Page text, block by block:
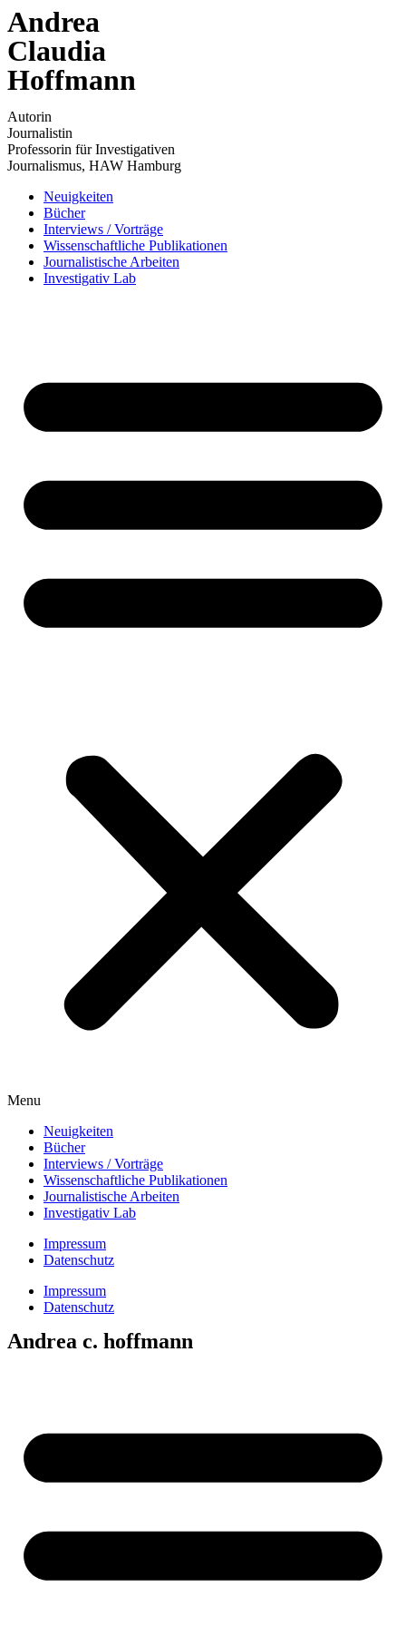
Zum
Inhalt
wechseln
Andrea
Claudia
Hoffmann
Autorin
Journalistin
Professorin für Investigativen
Journalismus, HAW Hamburg
Neuigkeiten
Bücher
Interviews / Vorträge
Wissenschaftliche Publikationen
Journalistische Arbeiten
Investigativ Lab
Menu
Neuigkeiten
Bücher
Interviews / Vorträge
Wissenschaftliche Publikationen
Journalistische Arbeiten
Investigativ Lab
Impressum
Datenschutz
Impressum
Datenschutz
Andrea c. hoffmann